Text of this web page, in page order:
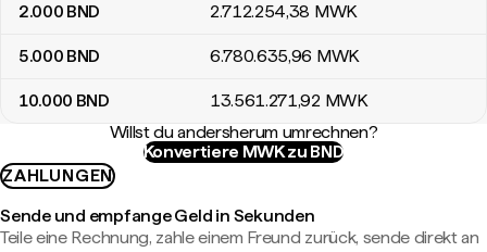
2.000 BND 2.712.254,38 MWK
5.000 BND 6.780.635,96 MWK
10.000 BND 13.561.271,92 MWK
Willst du andersherum umrechnen?
Konvertiere MWK zu BND
ZAHLUNGEN
Sende und empfange Geld in Sekunden
Teile eine Rechnung, zahle einem Freund zurück, sende direkt an